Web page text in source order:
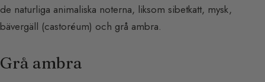
de naturliga animaliska noterna, liksom sibetkatt, mysk,
bävergäll (castoréum) och grå ambra.
Grå ambra